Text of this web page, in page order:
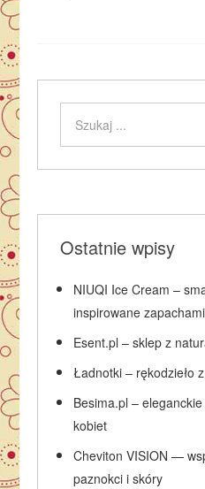
Ostatnie wpisy
NIUQI Ice Cream –
inspirowane
Esent.pl – sklep z
Ładnotki – rękodzieło
Besima.pl –
kobiet
Cheviton VISION —
paznokci i skóry